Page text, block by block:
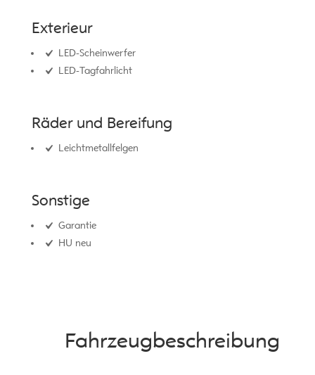
Exterieur
LED-Scheinwerfer
LED-Tagfahrlicht
Räder und Bereifung
Leichtmetallfelgen
Sonstige
Garantie
HU neu
Fahrzeug­beschreibung